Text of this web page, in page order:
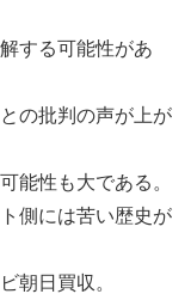
する可能性があ
の批判の声が上が
能性も大である。
側には苦い歴史が
朝日買収。